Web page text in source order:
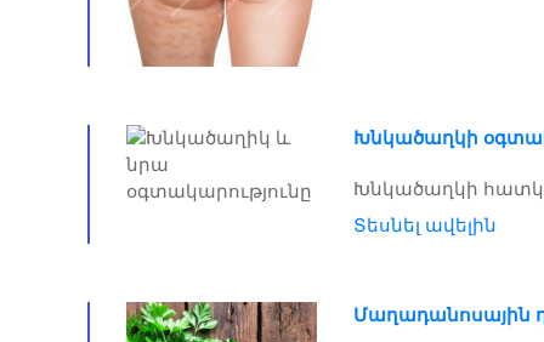
Խնկածաղկի
Խնկածաղկի
Տեսնել ավելին
Մաղադանոսային